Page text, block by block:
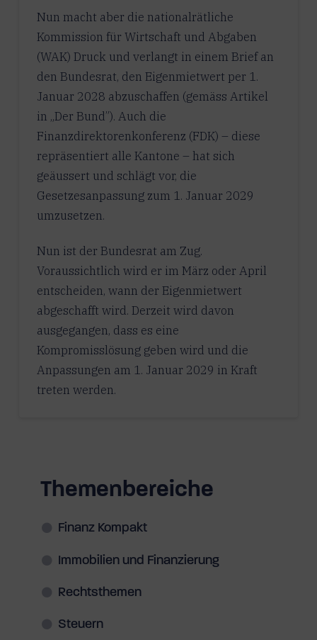
Nun macht aber die nationalrätliche
Kommission für Wirtschaft und Abgaben
(WAK) Druck und verlangt in einem Brief an
den Bundesrat, den Eigenmietwert per 1.
Januar 2028 abzuschaffen (gemäss Artikel
in „Der Bund”). Auch die
Finanzdirektorenkonferenz (FDK) – diese
repräsentiert alle Kantone – hat sich
geäussert und schlägt vor, die
Gesetzesanpassung zum 1. Januar 2029
umzusetzen.
Nun ist der Bundesrat am Zug.
Voraussichtlich wird er im März oder April
entscheiden, wann der Eigenmietwert
abgeschafft wird. Derzeit wird davon
ausgegangen, dass es eine
Kompromisslösung geben wird und die
Anpassungen am 1. Januar 2029 in Kraft
treten werden.
Themenbereiche
Finanz Kompakt
Immobilien und Finanzierung
Rechtsthemen
Steuern